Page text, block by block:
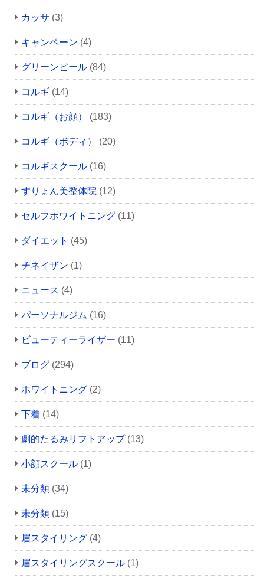
カッサ (3)
キャンペーン (4)
グリーンピール (84)
コルギ (14)
コルギ（お顔） (183)
コルギ（ボディ） (20)
コルギスクール (16)
すりょん美整体院 (12)
セルフホワイトニング (11)
ダイエット (45)
チネイザン (1)
ニュース (4)
パーソナルジム (16)
ビューティーライザー (11)
ブログ (294)
ホワイトニング (2)
下着 (14)
劇的たるみリフトアップ(13)
小顔スクール (1)
未分類 (34)
未分類 (15)
眉スタイリング (4)
眉スタイリングスクール (1)